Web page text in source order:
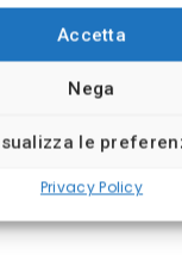
Accetta
Nega
le
Privacy Policy
Bancario
100$